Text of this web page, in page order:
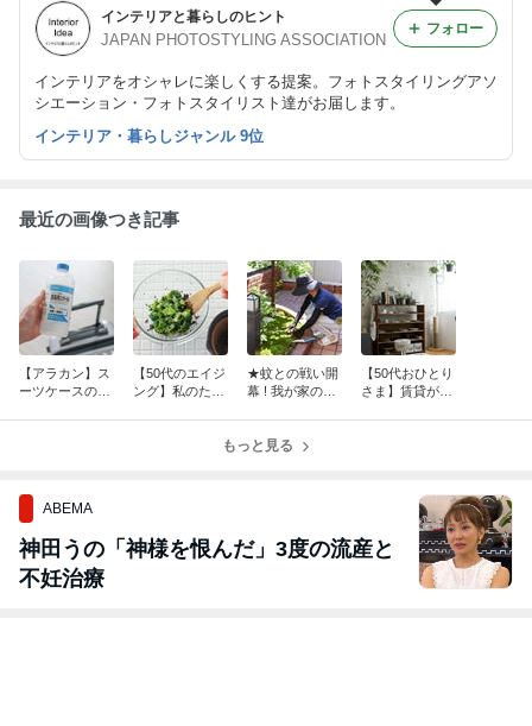
インテリアと暮らしのヒント
JAPAN PHOTOSTYLING ASSOCIATION
インテリアをオシャレに楽しくする提案。フォトスタイリングアソ
シエーション・フォトスタイリスト達がお届します。
フォロー
インテリア・暮らしジャンル 9位
最近の画像つき記事
【アラカン】ス
ーツケースのベ
【50代のエイジ
ング】私のため
★蚊との戦い開
幕 ! 我が家の本
【50代おひとり
さま】賃貸が借
もっと見る
ABEMA
神田うの「神様を恨んだ」3度の流産と
不妊治療